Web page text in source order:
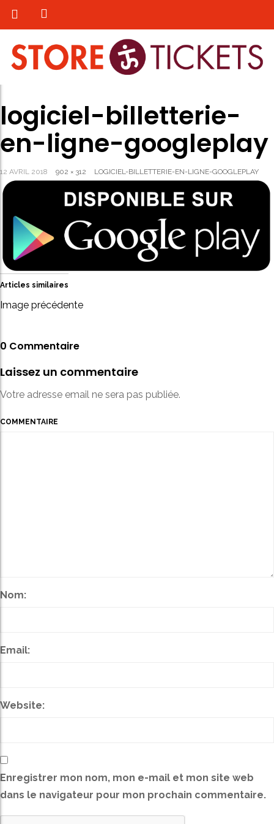
logiciel-billetterie-
en-ligne-googleplay
12 AVRIL 2018 902 × 312 LOGICIEL-BILLETTERIE-EN-LIGNE-GOOGLEPLAY
Articles similaires
Image précédente
0 Commentaire
Laissez un commentaire
Votre adresse email ne sera pas publiée.
COMMENTAIRE
Nom:
Email:
Website:
Enregistrer mon nom, mon e-mail et mon site web
dans le navigateur pour mon prochain commentaire.